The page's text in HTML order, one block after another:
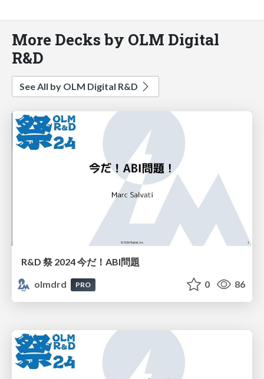
More Decks by OLM Digital
R&D
See All by OLM Digital R&D
R&D 祭 2024 今だ！ABI問題
olmdrd
PRO 0 86